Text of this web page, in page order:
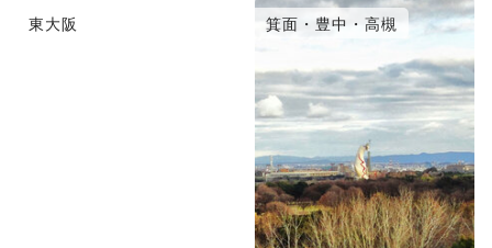
東大阪 箕面・豊中・高槻